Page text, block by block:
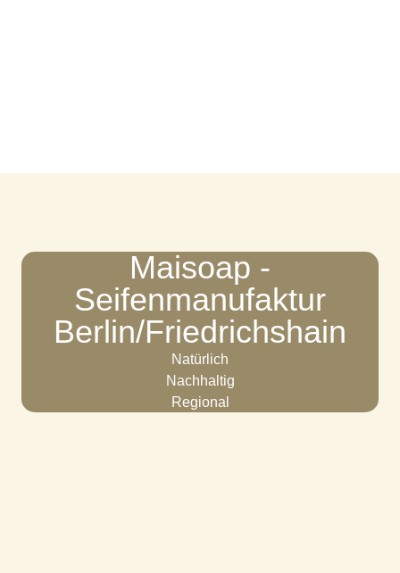
Maisoap -
Seifenmanufaktur
Berlin/Friedrichshain
Natürlich
Nachhaltig
Regional